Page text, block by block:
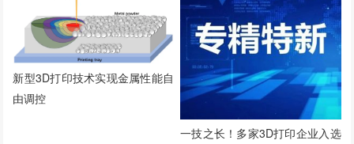
新型3D打印技术实现金属性能自
由调控
一技之长！多家3D打印企业入选